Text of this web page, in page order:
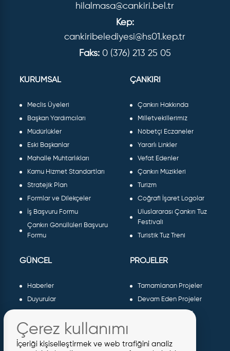
hilalmasa@cankiri.bel.tr
Kep:
cankiribelediyesi@hs01.kep.tr
Faks: 0 (376) 213 25 05
KURUMSAL
Meclis Üyeleri
Başkan Yardımcıları
Müdürlükler
Eski Başkanlar
Mahalle Muhtarlıkları
Kamu Hizmet Standartları
Stratejik Plan
Formlar ve Dilekçeler
İş Başvuru Formu
Çankırı Gönüllüleri Başvuru
Formu
ÇANKIRI
Çankırı Hakkında
Milletvekillerimiz
Nöbetçi Eczaneler
Yararlı Linkler
Vefat Edenler
Çankırı Müzikleri
Turizm
Coğrafi İşaret Logolar
Uluslararası Çankırı Tuz
Festivali
Turistik Tuz Treni
GÜNCEL
Haberler
Duyurular
Galeri
Etkinlikler
PROJELER
Tamamlanan Projeler
Devam Eden Projeler
Planlanan Projeler
Sosyal Projeler
Çerez kullanımı
İçeriği kişiselleştirmek ve web trafiğini analiz